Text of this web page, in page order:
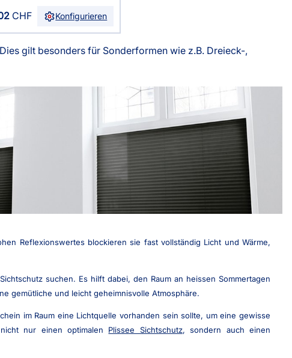
CHF Konfigurieren
gilt besonders für Sonderformen wie z.B. Dreieck-,
Reflexionswertes blockieren sie fast vollständig Licht und Wärme,
suchen. Es hilft dabei, den Raum an heissen Sommertagen
gemütliche und leicht geheimnisvolle Atmosphäre.
im Raum eine Lichtquelle vorhanden sein sollte, um eine gewisse
nur einen optimalen Plissee Sichtschutz, sondern auch einen